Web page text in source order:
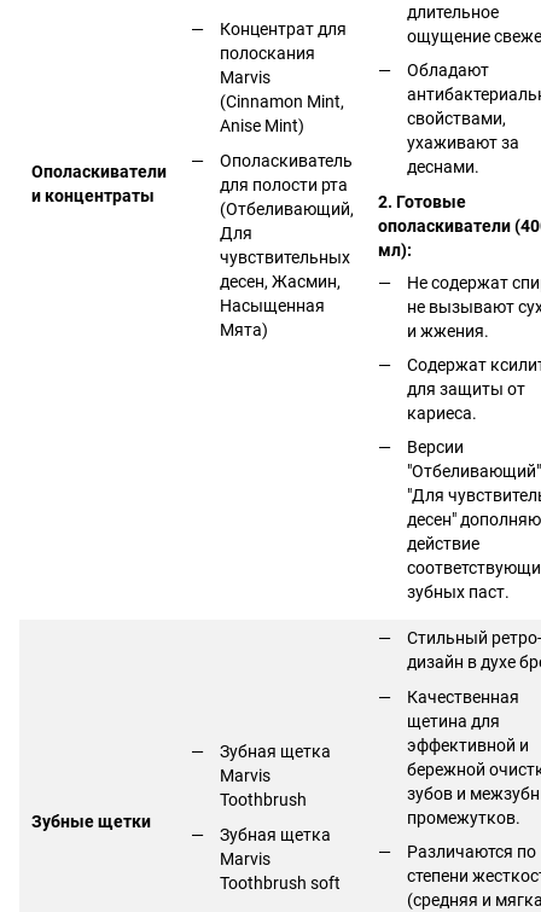
Ополаскиватели
и концентраты
Концентрат для
полоскания
Marvis
(Cinnamon Mint,
Anise Mint)
Ополаскиватель
для полости рта
(Отбеливающий,
Для
чувствительных
десен, Жасмин,
Насыщенная
Мята)
длительное
ощущение
Обладают
свойствами,
ухаживают за
деснами.
2. Готовые
ополаскиватели
мл):
Не содержат
не вызывают
и жжения.
Содержат
для защиты от
кариеса.
Версии
"Для
десен"
действие
зубных паст.
Зубные щетки
Зубная щетка
Marvis
Toothbrush
Зубная щетка
Marvis
Toothbrush soft
Стильный ретро-
дизайн в духе
Качественная
щетина для
эффективной и
бережной
зубов и
промежутков.
Различаются по
степени
(средняя и